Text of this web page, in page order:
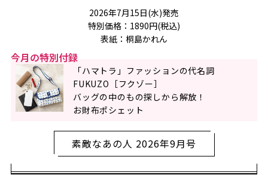
2026年7月15日(水)発売
特別価格：1890円(税込)
表紙：桐島かれん
今月の特別付録
「ハマトラ」ファッションの代名詞
FUKUZO［フクゾー］
バッグの中のもの探しから解放！
お財布ポシェット
素敵なあの人 2026年9月号